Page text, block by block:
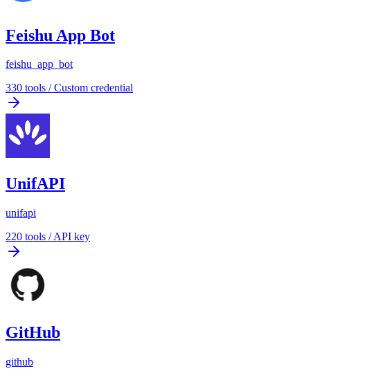
Feishu App Bot
feishu_app_bot
330 tools / Custom credential
UnifAPI
unifapi
220 tools / API key
GitHub
github